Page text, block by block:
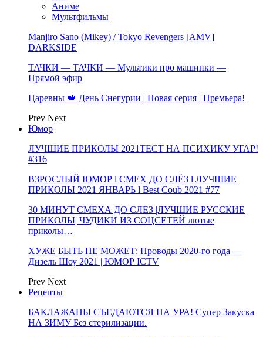
Аниме
Мультфильмы
Manjiro Sano (Mikey) / Tokyo Revengers [AMV]
DARKSIDE
ТАЧКИ — ТАЧКИ — Мультики про машинки —
Прямой эфир
Царевны 👑 День Снегурии | Новая серия | Премьера!
Prev Next
Юмор
ЛУЧШИЕ ПРИКОЛЫ 2021ТЕСТ НА ПСИХИКУ УГАР!
#316
ВЗРОСЛЫЙ ЮМОР l СМЕХ ДО СЛЁЗ l ЛУЧШИЕ
ПРИКОЛЫ 2021 ЯНВАРЬ l Best Coub 2021 #77
30 МИНУТ СМЕХА ДО СЛЕЗ |ЛУЧШИЕ РУССКИЕ
ПРИКОЛЫ| ЧУДИКИ ИЗ СОЦСЕТЕЙ лютые
приколы…
ХУЖЕ БЫТЬ НЕ МОЖЕТ: Проводы 2020-го года —
Дизель Шоу 2021 | ЮМОР ICTV
Prev Next
Рецепты
БАКЛАЖАНЫ СЪЕДАЮТСЯ НА УРА! Супер Закуска
НА ЗИМУ Без стерилизации.